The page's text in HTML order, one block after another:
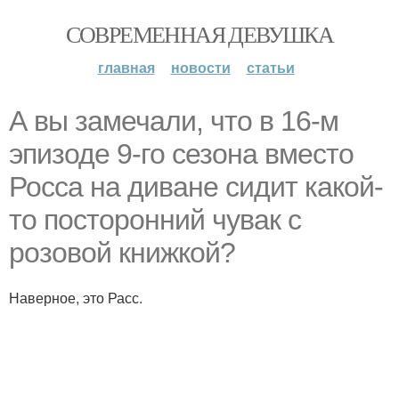
СОВРЕМЕННАЯ ДЕВУШКА
главная новости статьи
А вы замечали, что в 16-м
эпизоде 9-го сезона вместо
Росса на диване сидит какой-
то посторонний чувак с
розовой книжкой?
Наверное, это Расс.